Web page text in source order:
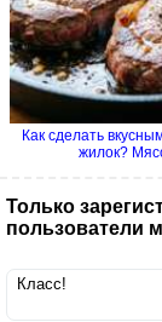
Как сделать
жилок?
Только
пользователи
Класс!